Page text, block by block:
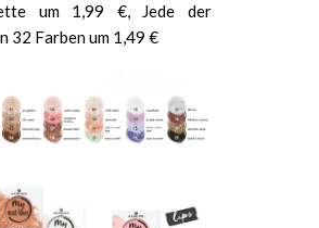
um 1,99 €, Jede der
32 Farben um 1,49 €